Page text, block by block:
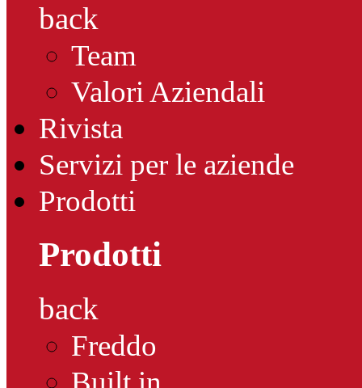
back
Team
Valori Aziendali
Rivista
Servizi per le aziende
Prodotti
Prodotti
back
Freddo